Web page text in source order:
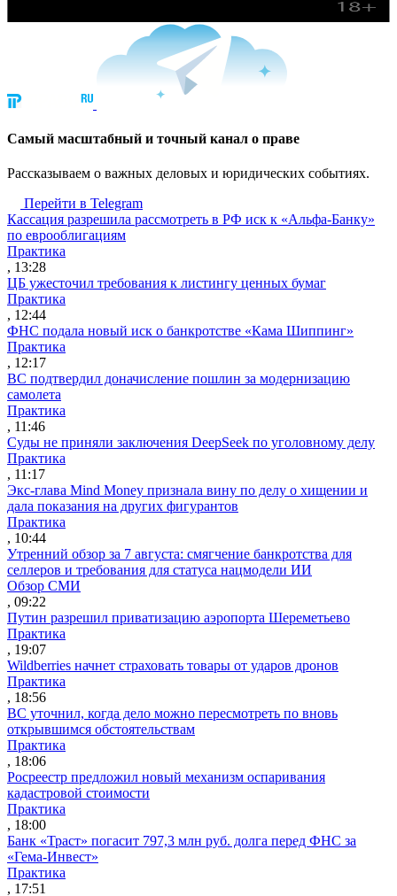
Cамый масштабный и точный канал о праве
Рассказываем о важных деловых и юридических событиях.
Перейти в Telegram
Кассация разрешила рассмотреть в РФ иск к «Альфа-Банку»
по еврооблигациям
Практика
, 13:28
ЦБ ужесточил требования к листингу ценных бумаг
Практика
, 12:44
ФНС подала новый иск о банкротстве «Кама Шиппинг»
Практика
, 12:17
ВС подтвердил доначисление пошлин за модернизацию
самолета
Практика
, 11:46
Суды не приняли заключения DeepSeek по уголовному делу
Практика
, 11:17
Экс-глава Mind Money признала вину по делу о хищении и
дала показания на других фигурантов
Практика
, 10:44
Утренний обзор за 7 августа: смягчение банкротства для
селлеров и требования для статуса нацмодели ИИ
Обзор СМИ
, 09:22
Путин разрешил приватизацию аэропорта Шереметьево
Практика
, 19:07
Wildberries начнет страховать товары от ударов дронов
Практика
, 18:56
ВС уточнил, когда дело можно пересмотреть по вновь
открывшимся обстоятельствам
Практика
, 18:06
Росреестр предложил новый механизм оспаривания
кадастровой стоимости
Практика
, 18:00
Банк «Траст» погасит 797,3 млн руб. долга перед ФНС за
«Гема-Инвест»
Практика
, 17:51